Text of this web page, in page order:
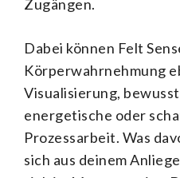
Zugängen.
Dabei können Felt
Körperwahrnehmung
Visualisierung,
energetische oder
Prozessarbeit. Was
sich aus deinem